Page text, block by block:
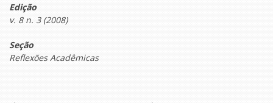
Edição
v. 8 n. 3 (2008)
Seção
Reflexões Acadêmicas